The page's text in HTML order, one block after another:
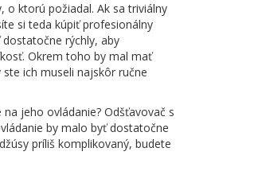
o ktorú požiadal. Ak sa triviálny
si teda kúpiť profesionálny
rýchly, aby
Okrem toho by mal mať
ich museli najskôr ručne
jeho ovládanie? Odšťavovač s
by malo byť dostatočne
príliš komplikovaný, budete